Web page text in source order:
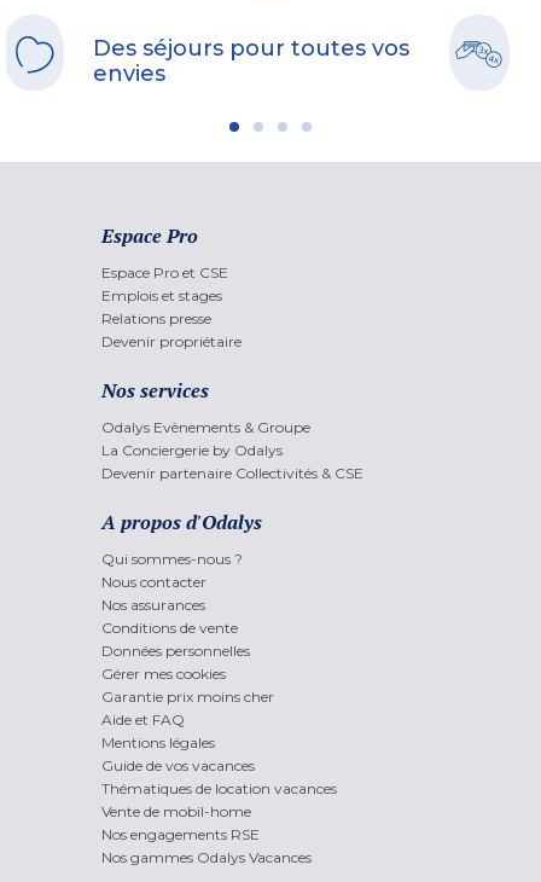
Des séjours pour toutes vos
envies
Espace Pro
Espace Pro et CSE
Emplois et stages
Relations presse
Devenir propriétaire
Nos services
Odalys Evènements & Groupe
La Conciergerie by Odalys
Devenir partenaire Collectivités & CSE
A propos d'Odalys
Qui sommes-nous ?
Nous contacter
Nos assurances
Conditions de vente
Données personnelles
Gérer mes cookies
Garantie prix moins cher
Aide et FAQ
Mentions légales
Guide de vos vacances
Thématiques de location vacances
Vente de mobil-home
Nos engagements RSE
Nos gammes Odalys Vacances